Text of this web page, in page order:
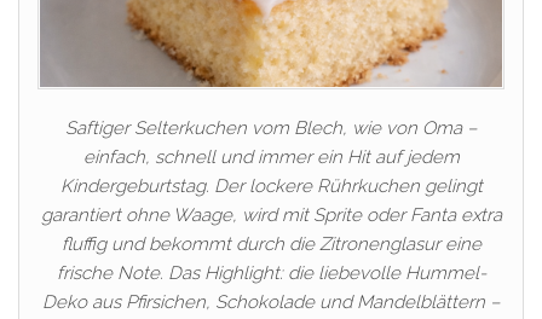
Saftiger Selterkuchen vom Blech, wie von Oma –
einfach, schnell und immer ein Hit auf jedem
Kindergeburtstag. Der lockere Rührkuchen gelingt
garantiert ohne Waage, wird mit Sprite oder Fanta extra
fluffig und bekommt durch die Zitronenglasur eine
frische Note. Das Highlight: die liebevolle Hummel-
Deko aus Pfirsichen, Schokolade und Mandelblättern –